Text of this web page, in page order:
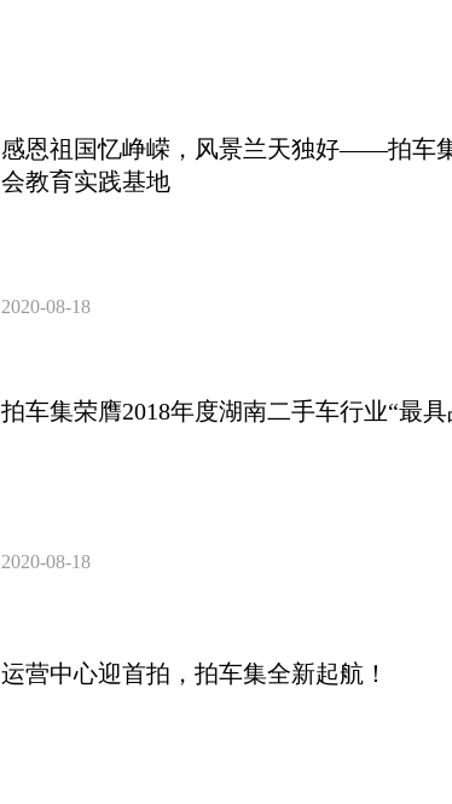
感恩祖国忆峥嵘，风景兰天独好——拍车
会教育实践基地
2020-08-18
拍车集荣膺2018年度湖南二手车行业“最具
2020-08-18
运营中心迎首拍，拍车集全新起航！